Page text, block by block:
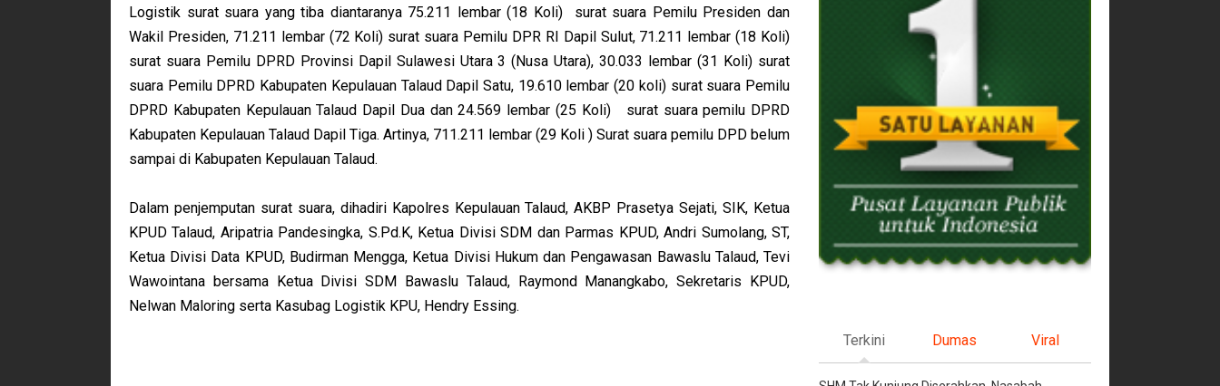
Logistik surat suara yang tiba diantaranya 75.211 lembar (18 Koli) surat suara Pemilu Presiden dan
Wakil Presiden, 71.211 lembar (72 Koli) surat suara Pemilu DPR RI Dapil Sulut, 71.211 lembar (18 Koli)
surat suara Pemilu DPRD Provinsi Dapil Sulawesi Utara 3 (Nusa Utara), 30.033 lembar (31 Koli) surat
suara Pemilu DPRD Kabupaten Kepulauan Talaud Dapil Satu, 19.610 lembar (20 koli) surat suara Pemilu
DPRD Kabupaten Kepulauan Talaud Dapil Dua dan 24.569 lembar (25 Koli) surat suara pemilu DPRD
Kabupaten Kepulauan Talaud Dapil Tiga. Artinya, 711.211 lembar (29 Koli ) Surat suara pemilu DPD belum
sampai di Kabupaten Kepulauan Talaud.
Dalam penjemputan surat suara, dihadiri Kapolres Kepulauan Talaud, AKBP Prasetya Sejati, SIK, Ketua
KPUD Talaud, Aripatria Pandesingka, S.Pd.K, Ketua Divisi SDM dan Parmas KPUD, Andri Sumolang, ST,
Ketua Divisi Data KPUD, Budirman Mengga, Ketua Divisi Hukum dan Pengawasan Bawaslu Talaud, Tevi
Wawointana bersama Ketua Divisi SDM Bawaslu Talaud, Raymond Manangkabo, Sekretaris KPUD,
Nelwan Maloring serta Kasubag Logistik KPU, Hendry Essing.
Terkini Dumas Viral